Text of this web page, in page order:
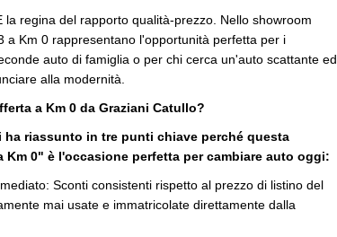
la regina del rapporto qualità-prezzo. Nello showroom
a Km 0 rappresentano l'opportunità perfetta per i
auto di famiglia o per chi cerca un'auto scattante ed
alla modernità.
a Km 0 da Graziani Catullo?
ha riassunto in tre punti chiave perché questa
Km 0" è l'occasione perfetta per cambiare auto oggi:
Sconti consistenti rispetto al prezzo di listino del
mai usate e immatricolate direttamente dalla